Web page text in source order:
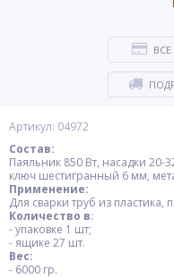
Артикул: 04972
Состав:
Паяльник 850 Вт, насадки
ключ шестигранный 6 мм,
Применение:
Для сварки труб из пластика,
Количество в:
- упаковке 1 шт;
- ящике 27 шт.
Вес:
- 6000 гр.